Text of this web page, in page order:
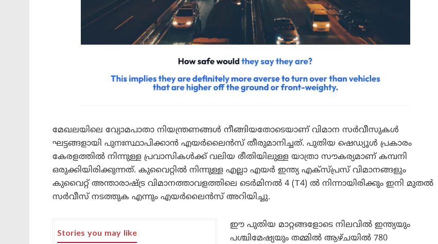
മേഖലയിലെ വ്യോമപാതാ നിയന്ത്രണങ്ങൾ നീങ്ങിയതോടെയാണ് വിമാന സർവീസുകൾ
ഘട്ടങ്ങളായി പുനഃസ്ഥാപിക്കാൻ എയർലൈൻസ് തീരുമാനിച്ചത്. പുതിയ ഷെഡ്യൂൾ പ്രകാരം
കേരളത്തിൽ നിന്നുള്ള പ്രവാസികൾക്ക് വലിയ രീതിയിലുള്ള യാത്രാ സൗകര്യമാണ് കമ്പനി
ഒരുക്കിയിരിക്കുന്നത്. കുവൈറ്റിൽ നിന്നുള്ള എല്ലാ എയർ ഇന്ത്യ എക്സ്പ്രസ് വിമാനങ്ങളും
കുവൈറ്റ് അന്താരാഷ്ട്ര വിമാനത്താവളത്തിലെ ടെർമിനൽ 4 (T4) ൽ നിന്നായിരിക്കും ഇനി മുതൽ
സർവീസ് നടത്തുക എന്നും എയർലൈൻസ് അറിയിച്ചു.
Stories you may like
​ഈ പുതിയ മാറ്റങ്ങളോടെ നിലവിൽ ഇന്ത്യയും
പശ്ചിമേഷ്യയും തമ്മിൽ ആഴ്ചയിൽ 780